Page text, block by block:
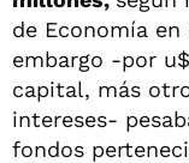
de Economía
embargo -por
capital, más
intereses-
fondos